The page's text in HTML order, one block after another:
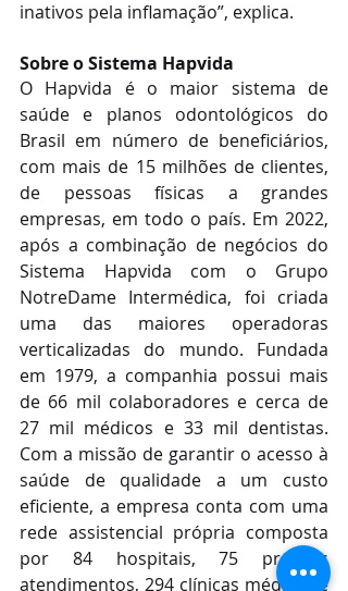
inativos pela inflamação”, explica.
Sobre o Sistema Hapvida
O Hapvida é o maior sistema de
saúde e planos odontológicos do
Brasil em número de beneficiários,
com mais de 15 milhões de clientes,
de pessoas físicas a grandes
empresas, em todo o país. Em 2022,
após a combinação de negócios do
Sistema Hapvida com o Grupo
NotreDame Intermédica, foi criada
uma das maiores operadoras
verticalizadas do mundo. Fundada
em 1979, a companhia possui mais
de 66 mil colaboradores e cerca de
27 mil médicos e 33 mil dentistas.
Com a missão de garantir o acesso à
saúde de qualidade a um custo
eficiente, a empresa conta com uma
rede assistencial própria composta
por 84 hospitais, 75 prontos
atendimentos, 294 clínicas médicas e